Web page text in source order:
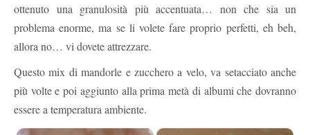
ottenuto una granulosità più accentuata… non che sia un
problema enorme, ma se li volete fare proprio perfetti, eh beh,
allora no… vi dovete attrezzare.
Questo mix di mandorle e zucchero a velo, va setacciato anche
più volte e poi aggiunto alla prima metà di albumi che dovranno
essere a temperatura ambiente.